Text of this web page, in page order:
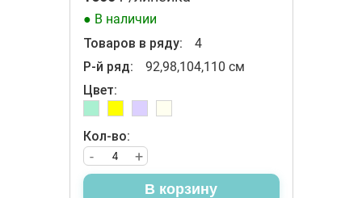
● В наличии
Товаров в ряду:
4
Р-й ряд:
92,98,104,110 см
Цвет:
Кол-во:
+
-
В корзину